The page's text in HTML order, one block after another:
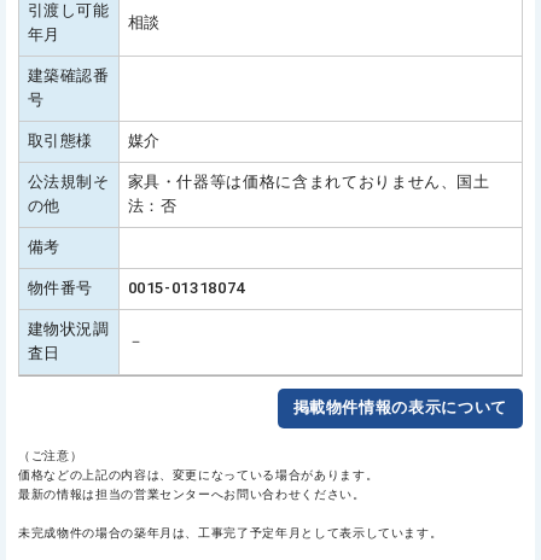
引渡し可能
年月
相談
建築確認番
号
取引態様 媒介
公法規制そ
の他
家具・什器等は価格に含まれておりません、国土
法：否
備考
物件番号 0015-01318074
建物状況調
査日
－
掲載物件情報の表示について
（ご注意）
価格などの上記の内容は、変更になっている場合があります。
最新の情報は担当の営業センターへお問い合わせください。
未完成物件の場合の築年月は、工事完了予定年月として表示しています。